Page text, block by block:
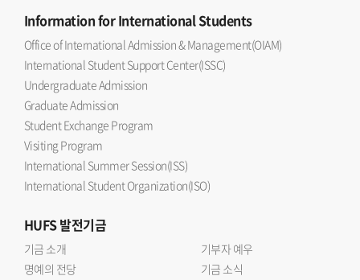
Informationfor International Students
Office of International Admission & Management(OIAM)
International Student Support Center(ISSC)
Undergraduate Admission
Graduate Admission
Student Exchange Program
Visiting Program
International Summer Session(ISS)
International Student Organization(ISO)
HUFS발전기금
기금 소개
기부자 예우
명예의 전당
기금 소식